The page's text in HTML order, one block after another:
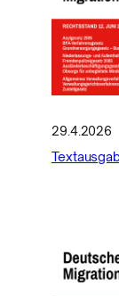
29.4.2026